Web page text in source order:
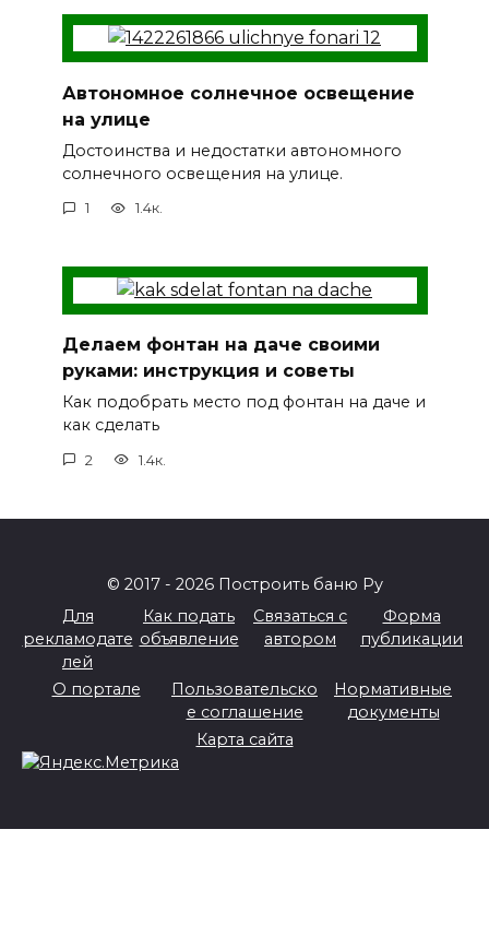
Автономное солнечное освещение
на улице
Достоинства и недостатки автономного
солнечного освещения на улице.
1 1.4к.
Делаем фонтан на даче своими
руками: инструкция и советы
Как подобрать место под фонтан на даче и
как сделать
2 1.4к.
© 2017 - 2026 Построить баню Ру
Для
рекламодате
лей
Как подать
объявление
Связаться с
автором
Форма
публикации
О портале
Пользовательско
е соглашение
Нормативные
документы
Карта сайта